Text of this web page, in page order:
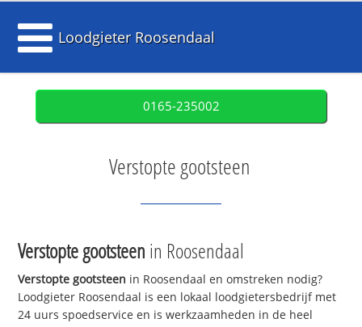
Loodgieter Roosendaal
0165-235002
Verstopte gootsteen
Verstopte gootsteen in Roosendaal
Verstopte gootsteen in Roosendaal en omstreken nodig?
Loodgieter Roosendaal is een lokaal loodgietersbedrijf met
24 uurs spoedservice en is werkzaamheden in de heel